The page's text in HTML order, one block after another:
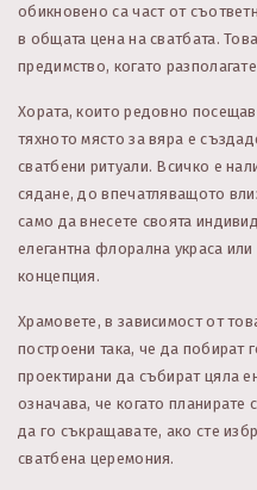
обикновено са част от
в общата цена на сватбата.
предимство, когато
Хората, които редовно
тяхното място за вяра е
сватбени ритуали. Всичко е
сядане, до впечатляващото
само да внесете своята
елегантна флорална украса
концепция.
Храмовете, в зависимост от
построени така, че да побират
проектирани да събират цяла
означава, че когато планирате
да го съкращавате, ако сте
сватбена церемония.